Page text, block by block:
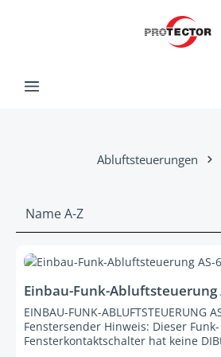
Abluftsteuerungen
Einbau-Funk-Abluftsteuerung
EINBAU-FUNK-ABLUFTSTEUERUNG
Fenstersender Hinweis: Dieser Funk-
Fensterkontaktschalter hat keine